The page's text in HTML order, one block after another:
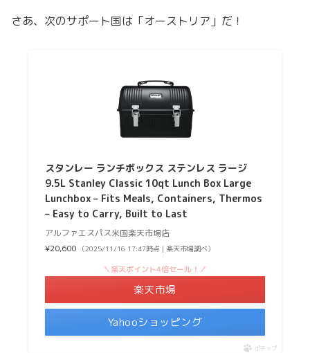
さあ、次のサポート国は「オーストリア」だ！
スタンレー ランチボックス ステンレス ラージ
9.5L Stanley Classic 10qt Lunch Box Large
Lunchbox – Fits Meals, Containers, Thermos
– Easy to Carry, Built to Last
アルファエスパス米国楽天市場店
¥20,600
（2025/11/16 17:47時点 | 楽天市場調べ）
＼楽天ポイント4倍セール！／
楽天市場
Yahooショッピング
ポチップ